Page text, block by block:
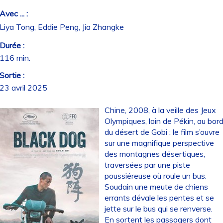
... :
Tong, Eddie Peng, Jia Zhangke
:
min.
:
avril 2025
Chine, 2008, à la veille des Jeux
Olympiques, loin de Pékin, au
du désert de Gobi : le film s’ouvre
sur une magnifique perspective
des montagnes désertiques,
traversées par une piste
poussiéreuse où roule un bus.
Soudain une meute de chiens
errants dévale les pentes et se
jette sur le bus qui se renverse.
En sortent les passagers dont